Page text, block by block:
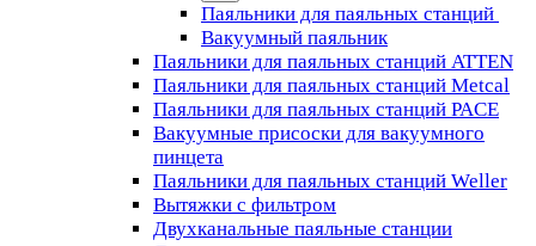
Паяльники для паяльных станций
Вакуумный паяльник
Паяльники для паяльных станций ATTEN
Паяльники для паяльных станций Metcal
Паяльники для паяльных станций PACE
Вакуумные присоски для вакуумного
пинцета
Паяльники для паяльных станций Weller
Вытяжки с фильтром
Двухканальные паяльные станции